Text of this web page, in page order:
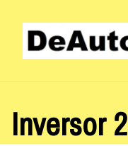
contenido
Inversor